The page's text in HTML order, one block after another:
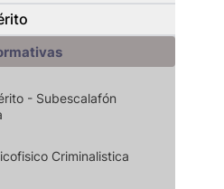
- Subescalafón
Criminalistica